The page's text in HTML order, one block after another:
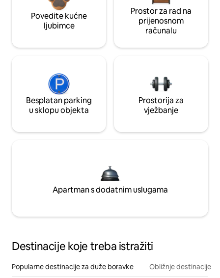
Povedite kućne
ljubimce
Prostor za rad na
prijenosnom
računalu
Besplatan parking
u sklopu objekta
Prostorija za
vježbanje
Apartman s dodatnim uslugama
Destinacije koje treba istražiti
Popularne destinacije za duže boravke Obližnje destinacije